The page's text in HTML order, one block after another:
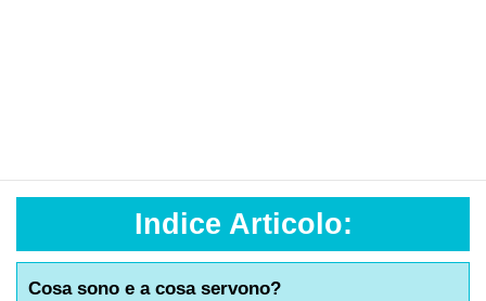
Indice Articolo:
Cosa sono e a cosa servono?